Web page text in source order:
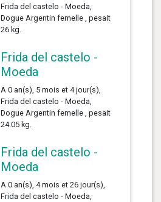
Frida del castelo - Moeda,
Dogue Argentin femelle , pesait
26 kg.
Frida del castelo -
Moeda
A 0 an(s), 5 mois et 4 jour(s),
Frida del castelo - Moeda,
Dogue Argentin femelle , pesait
24.05 kg.
Frida del castelo -
Moeda
A 0 an(s), 4 mois et 26 jour(s),
Frida del castelo - Moeda,